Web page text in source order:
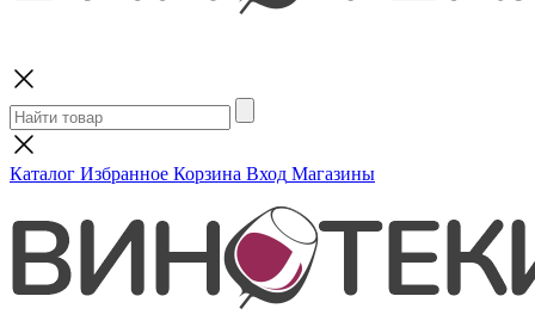
Каталог Избранное Корзина Вход Магазины